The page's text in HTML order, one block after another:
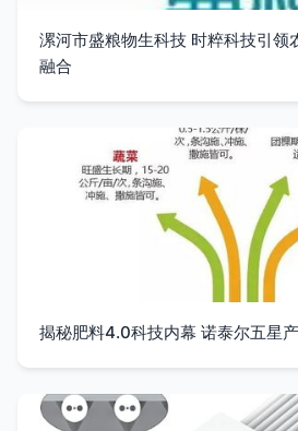
漯河市盛粮物生科技 时粹科技引领
融合
揭秘肥料4.0科技内幕 诺泰尔五星